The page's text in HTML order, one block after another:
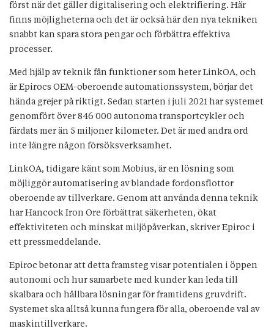
först när det gäller digitalisering och elektrifiering. Här
finns möjligheterna och det är också här den nya tekniken
snabbt kan spara stora pengar och förbättra effektiva
processer.
Med hjälp av teknik fån funktioner som heter LinkOA, och
är Epirocs OEM-oberoende automationssystem, börjar det
hända grejer på riktigt. Sedan starten i juli 2021 har systemet
genomfört över 846 000 autonoma transportcykler och
färdats mer än 5 miljoner kilometer. Det är med andra ord
inte längre någon försöksverksamhet.
LinkOA, tidigare känt som Mobius, är en lösning som
möjliggör automatisering av blandade fordonsflottor
oberoende av tillverkare. Genom att använda denna teknik
har Hancock Iron Ore förbättrat säkerheten, ökat
effektiviteten och minskat miljöpåverkan, skriver Epiroc i
ett pressmeddelande.
Epiroc betonar att detta framsteg visar potentialen i öppen
autonomi och hur samarbete med kunder kan leda till
skalbara och hållbara lösningar för framtidens gruvdrift.
Systemet ska alltså kunna fungera för alla, oberoende val av
maskintillverkare.